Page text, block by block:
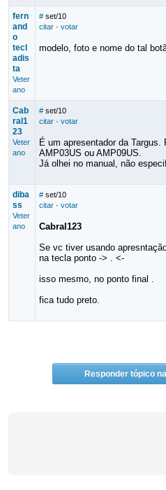
fern
and
o
tecl
adis
ta
Veter
ano
# set/10
citar· votar
modelo, foto e nome do tal
Cab
ral1
23
Veter
ano
# set/10
citar· votar
É um apresentador da
AMP03US ou AMP09US.
Já olhei no manual, não
diba
ss
Veter
ano
# set/10
citar· votar
Cabral123
Se vc tiver usando
na tecla ponto -> . <-
isso mesmo, no ponto final .
fica tudo preto.
Responder tópico